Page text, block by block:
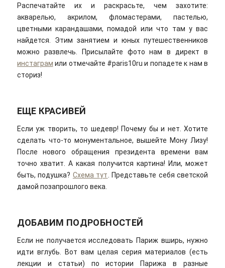
Распечатайте их и раскрасьте, чем захотите:
акварелью, акрилом, фломастерами, пастелью,
цветными карандашами, помадой или что там у вас
найдется. Этим занятием и юных путешественников
можно развлечь. Присылайте фото нам в директ в
инстаграм или отмечайте #paris10ru и попадете к нам в
сториз!
ЕЩЕ КРАСИВЕЙ
Если уж творить, то шедевр! Почему бы и нет. Хотите
сделать что-то монументальное, вышейте Мону Лизу!
После нового обращения президента времени вам
точно хватит. А какая получится картина! Или, может
быть, подушка? Схема тут . Представьте себя светской
дамой позапрошлого века.
ДОБАВИМ ПОДРОБНОСТЕЙ
Если не получается исследовать Париж вширь, нужно
идти вглубь. Вот вам целая серия материалов (есть
лекции и статьи) по истории Парижа в разные